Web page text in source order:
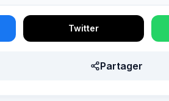
Twitter
Partager